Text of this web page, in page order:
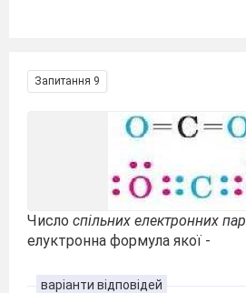
Запитання 9
Число спільних електронних пар
елуктронна формула якої -
варіанти відповідей